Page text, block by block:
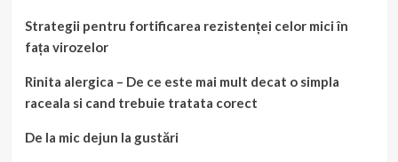
Strategii pentru fortificarea rezistenței celor mici în
fața virozelor
Rinita alergica – De ce este mai mult decat o simpla
raceala si cand trebuie tratata corect
De la mic dejun la gustări